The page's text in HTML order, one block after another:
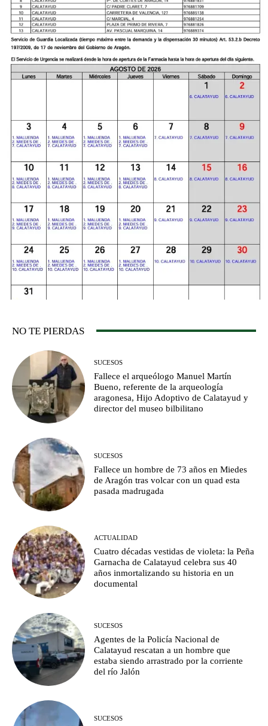
NO TE PIERDAS
SUCESOS
Fallece el arqueólogo Manuel Martín
Bueno, referente de la arqueología
aragonesa, Hijo Adoptivo de Calatayud y
director del museo bilbilitano
SUCESOS
Fallece un hombre de 73 años en Miedes
de Aragón tras volcar con un quad esta
pasada madrugada
ACTUALIDAD
Cuatro décadas vestidas de violeta: la Peña
Garnacha de Calatayud celebra sus 40
años inmortalizando su historia en un
documental
SUCESOS
Agentes de la Policía Nacional de
Calatayud rescatan a un hombre que
estaba siendo arrastrado por la corriente
del río Jalón
SUCESOS